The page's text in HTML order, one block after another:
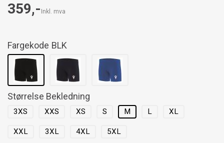
359,- Inkl. mva
Fargekode BLK
Størrelse Bekledning
3XS XXS XS S M L XL
XXL 3XL 4XL 5XL